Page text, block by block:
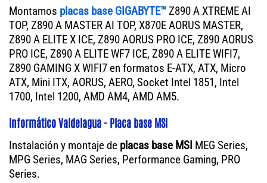
Montamos placas base GIGABYTE™Z890 A XTREME AI
TOP, Z890 A MASTER AI TOP, X870E AORUS MASTER,
Z890 A ELITE X ICE, Z890 AORUS PRO ICE, Z890 AORUS
PRO ICE, Z890 A ELITE WF7 ICE, Z890 A ELITE WIFI7,
Z890 GAMING X WIFI7 en formatos E-ATX, ATX, Micro
ATX, Mini ITX, AORUS, AERO, Socket Intel 1851, Intel
1700, Intel 1200, AMD AM4, AMD AM5.
Informático Valdelagua - Placa base MSI
Instalación y montaje de placas base MSI MEG Series,
MPG Series, MAG Series, Performance Gaming, PRO
Series.